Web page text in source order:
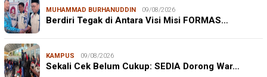
MUHAMMAD BURHANUDDIN 09/08/2026
Berdiri Tegak di Antara Visi Misi FORMAS…
KAMPUS 09/08/2026
Sekali Cek Belum Cukup: SEDIA Dorong War…